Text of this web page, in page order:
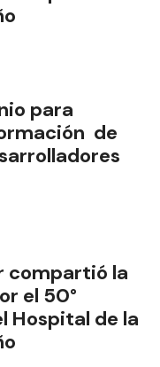
para
de
compartió la
el 50°
Hospital de la